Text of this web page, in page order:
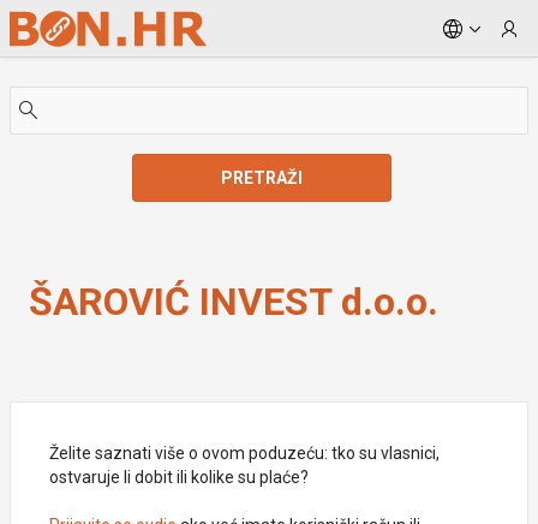
Skip to Main Content
PRETRAŽI
ŠAROVIĆ INVEST d.o.o.
Želite saznati više o ovom poduzeću: tko su vlasnici,
ostvaruje li dobit ili kolike su plaće?